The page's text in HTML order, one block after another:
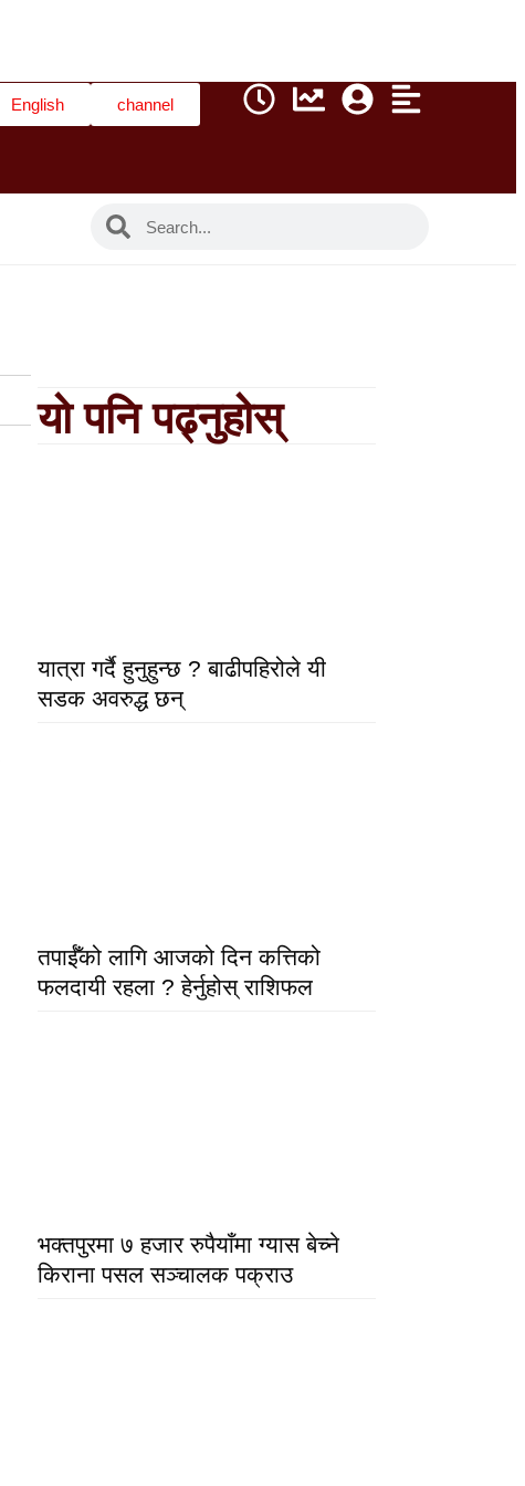
English channel
यो पनि पढ्नुहोस्
यात्रा गर्दै हुनुहुन्छ ? बाढीपहिरोले यी
सडक अवरुद्ध छन्
तपाईँको लागि आजको दिन कत्तिको
फलदायी रहला ? हेर्नुहोस् राशिफल
भक्तपुरमा ७ हजार रुपैयाँमा ग्यास बेच्ने
किराना पसल सञ्चालक पक्राउ